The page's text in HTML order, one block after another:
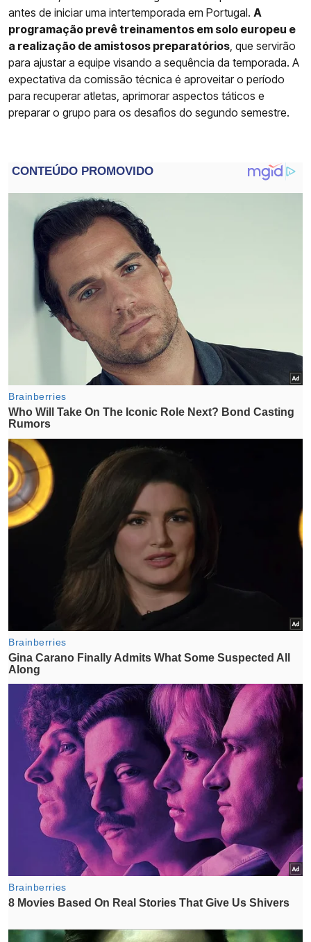
antes de iniciar uma intertemporada em Portugal. A
programação prevê treinamentos em solo europeu e
a realização de amistosos preparatórios , que servirão
para ajustar a equipe visando a sequência da temporada. A
expectativa da comissão técnica é aproveitar o período
para recuperar atletas, aprimorar aspectos táticos e
preparar o grupo para os desafios do segundo semestre.